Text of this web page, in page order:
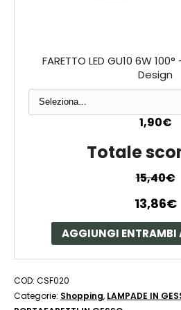
FARETTO LED GU10 6W
Design
1,90€
Totale
15,40€
13,86€
AGGIUNGI ENTRAMBI
COD: CSF020
Categorie: Shopping, LAMPADE IN